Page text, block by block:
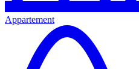
Appartement